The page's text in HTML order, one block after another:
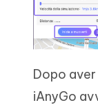
Dopo
iAnyGo